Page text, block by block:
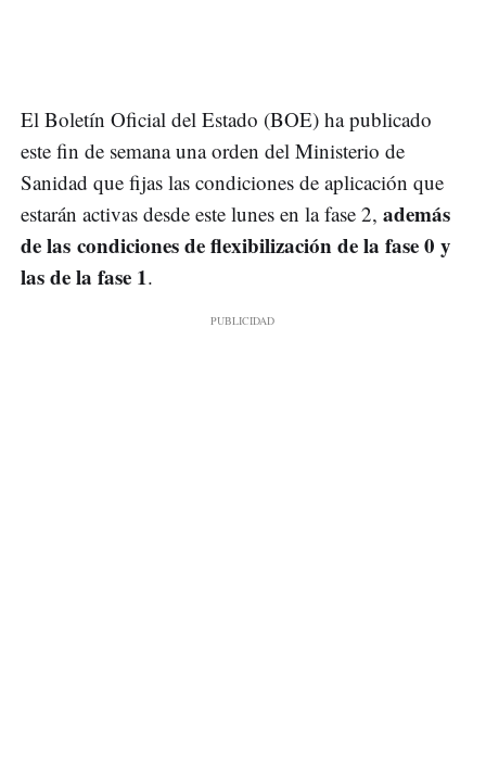
El Boletín Oficial del Estado (BOE) ha publicado
este fin de semana una orden del Ministerio de
Sanidad que fijas las condiciones de aplicación que
estarán activas desde este lunes en la fase 2, además
de las condiciones de flexibilización de la fase 0 y
las de la fase 1.